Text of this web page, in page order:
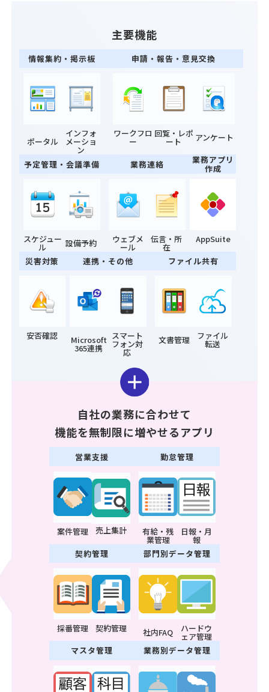
主要機能
情報集約・掲示板
ポータル
インフォ
メーショ
ン
申請・報告・意見交換
ワークフロ
ー
回覧・レポ
ート アンケート
予定管理・会議準備
スケジュー
ル 設備予約
業務連絡
ウェブメ
ール
伝言・所
在
業務アプリ
作成
AppSuite
災害対策
安否確認
連携・その他
Microsoft
365連携
スマート
フォン対
応
ファイル共有
文書管理 ファイル
転送
自社の業務に合わせて
機能を無制限に増やせるアプリ
営業支援
案件管理 売上集計
勤怠管理
有給・残
業管理
日報・月
報
契約管理
採番管理 契約管理
部門別データ管理
社内FAQ ハードウ
ェア管理
マスタ管理
業務別データ管理